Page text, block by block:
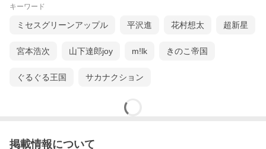
キーワード
ミセスグリーンアップル 平沢進 花村想太 超新星
宮本浩次 山下達郎joy m!lk きのこ帝国
ぐるぐる王国 サカナクション
掲載情報について